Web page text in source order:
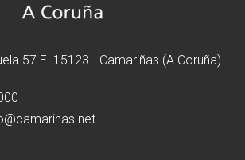
57 E. 15123 - Camariñas (A Coruña)